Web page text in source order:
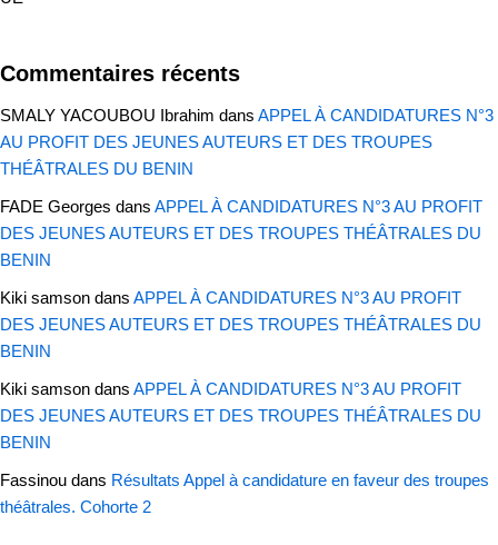
Commentaires récents
SMALY YACOUBOU Ibrahim dans APPEL À CANDIDATURES N°3
AU PROFIT DES JEUNES AUTEURS ET DES TROUPES
THÉÂTRALES DU BENIN
FADE Georges dans APPEL À CANDIDATURES N°3 AU PROFIT
DES JEUNES AUTEURS ET DES TROUPES THÉÂTRALES DU
BENIN
Kiki samson dans APPEL À CANDIDATURES N°3 AU PROFIT
DES JEUNES AUTEURS ET DES TROUPES THÉÂTRALES DU
BENIN
Kiki samson dans APPEL À CANDIDATURES N°3 AU PROFIT
DES JEUNES AUTEURS ET DES TROUPES THÉÂTRALES DU
BENIN
Fassinou dans Résultats Appel à candidature en faveur des troupes
théâtrales. Cohorte 2